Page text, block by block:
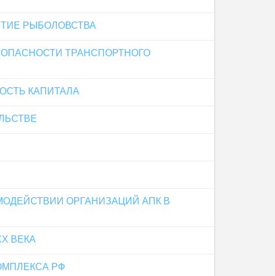
РЫБОЛОВСТВА
ТРАНСПОРТНОГО
КАПИТАЛА
ОРГАНИЗАЦИЙ АПК В
ВЕКА
РФ